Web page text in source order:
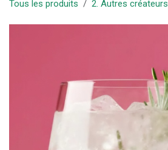
Tous les produits 2. Autres créateurs